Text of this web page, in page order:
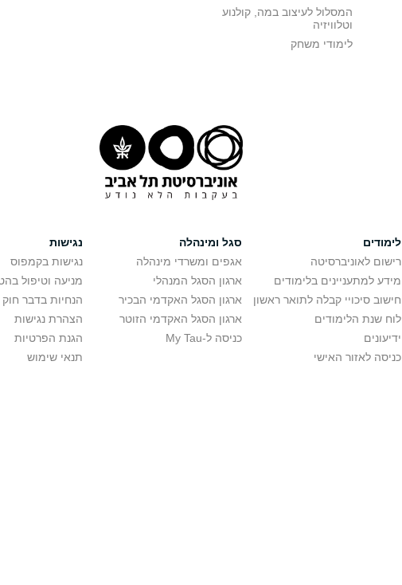
המסלול לעיצוב במה, קולנוע
וטלוויזיה
לימודי משחק
לימודים
רישום לאוניברסיטה
מידע למתעניינים בלימודים
חישוב סיכויי קבלה לתואר ראשון
לוח שנת הלימודים
ידיעונים
כניסה לאזור האישי
סגל ומינהלה
אגפים ומשרדי מינהלה
ארגון הסגל המנהלי
ארגון הסגל האקדמי הבכיר
ארגון הסגל האקדמי הזוטר
כניסה ל-My Tau
נגישות
נגישות בקמפוס
מניעה וטיפול
הנחיות בדבר
הצהרת נגישות
הגנת הפרטיות
תנאי שימוש